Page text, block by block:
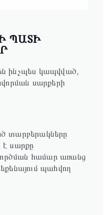
ՊԱՏԻ
ինչպես կապվված,
սարքերի
տարբերակները
է սարքը
համար առանց
պահվող